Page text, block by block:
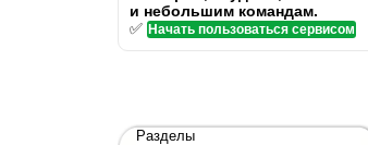
и небольшим командам.
✅ Начать пользоваться сервисом
Разделы